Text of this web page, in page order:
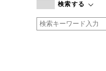
by basics
CATWORTH
検索する